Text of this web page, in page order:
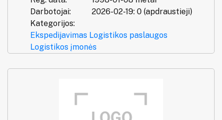
Darbotojai:
2026-02-19: 0 (apdraustieji)
Kategorijos:
Ekspedijavimas Logistikos paslaugos
Logistikos įmonės